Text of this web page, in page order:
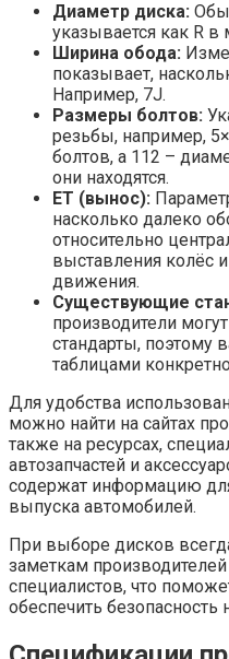
Диаметр диска:
указывается как R
Ширина обода:
показывает,
Например, 7J.
Размеры болтов:
резьбы, например,
болтов, а 112 –
они находятся.
ET (вынос):
насколько далеко
относительно
выставления колёс
движения.
Существующие
производители
стандарты, поэтому
таблицами
Для удобства
можно найти на сайтах
также на ресурсах,
автозапчастей и
содержат информацию
выпуска автомобилей.
При выборе дисков
заметкам
специалистов, что
обеспечить безопасность